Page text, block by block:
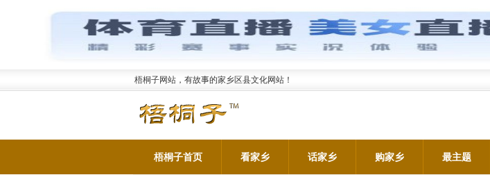
梧桐子网站，有故事的家乡区县文化网站！
梧桐子首页 看家乡 话家乡 购家乡 最主题